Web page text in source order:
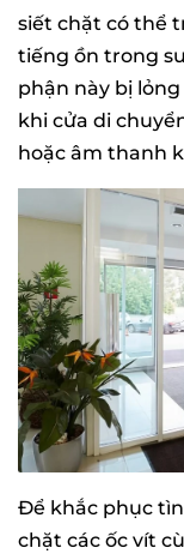
siết chặt có thể
tiếng ồn trong
phận này bị
khi cửa di
hoặc âm thanh
Để khắc phục
chặt các ốc vít